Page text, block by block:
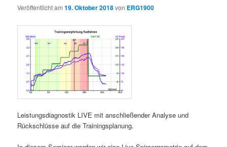
Veröffentlicht am19. Oktober 2018von ERG1900
Leistungsdiagnostik LIVE mit anschließender Analyse und
Rückschlüsse auf die Trainingsplanung.